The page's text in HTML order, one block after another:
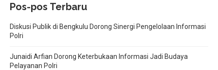
Pos-pos Terbaru
Diskusi Publik di Bengkulu Dorong Sinergi Pengelolaan Informasi
Polri
Junaidi Arfian Dorong Keterbukaan Informasi Jadi Budaya
Pelayanan Polri